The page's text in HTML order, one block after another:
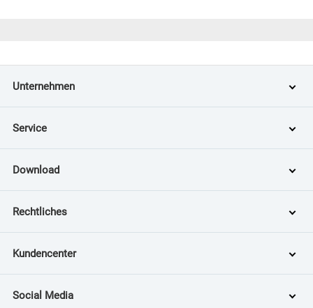
Unternehmen
Service
Download
Rechtliches
Kundencenter
Social Media